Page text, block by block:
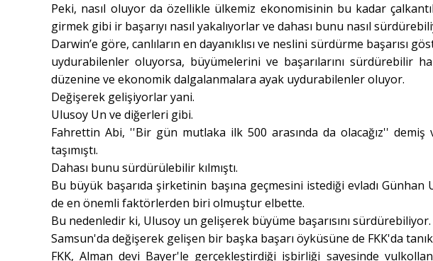
Peki, nasıl oluyor da özellikle ülkemiz ekonomisinin bu kadar
girmek gibi ir başarıyı nasıl yakalıyorlar ve dahası bunu nasıl
Darwin’e göre, canlıların en dayanıklısı ve neslini sürdürme başarısı
uydurabilenler oluyorsa, büyümelerini ve başarılarını sürdürebilir
düzenine ve ekonomik dalgalanmalara ayak uydurabilenler oluyor.
Değişerek gelişiyorlar yani.
Ulusoy Un ve diğerleri gibi.
Fahrettin Abi, ''Bir gün mutlaka ilk 500 arasında da olacağız''
taşımıştı.
Dahası bunu sürdürülebilir kılmıştı.
Bu büyük başarıda şirketinin başına geçmesini istediği evladı
de en önemli faktörlerden biri olmuştur elbette.
Bu nedenledir ki, Ulusoy un gelişerek büyüme başarısını sürdürebiliyor.
Samsun'da değişerek gelişen bir başka başarı öyküsüne de FKK'da
FKK, Alman devi Bayer'le gerçekleştirdiği işbirliği sayesinde